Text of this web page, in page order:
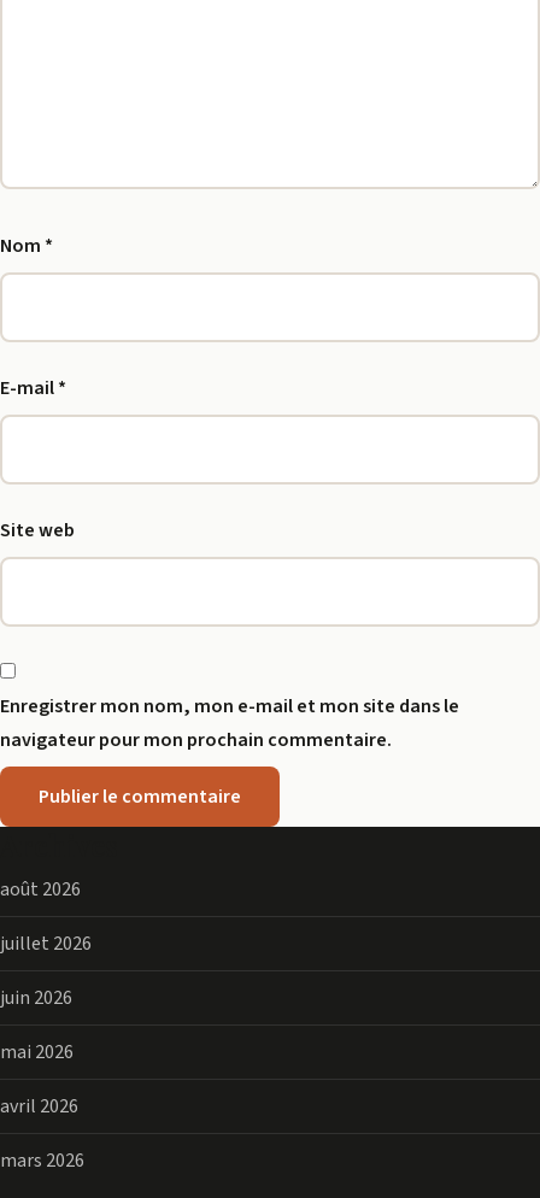
Nom *
E-mail*
Site web
Enregistrer mon nom, mon e-mail et mon site dans le
navigateur pour mon prochain commentaire.
août 2026
juillet 2026
juin 2026
mai 2026
avril 2026
mars 2026